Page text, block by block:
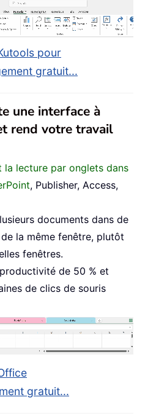
pour
gratuit...
une interface à
rend votre travail
la lecture par onglets dans
, Publisher, Access,
documents dans de
la même fenêtre, plutôt
fenêtres.
de 50 % et
de clics de souris
gratuit...